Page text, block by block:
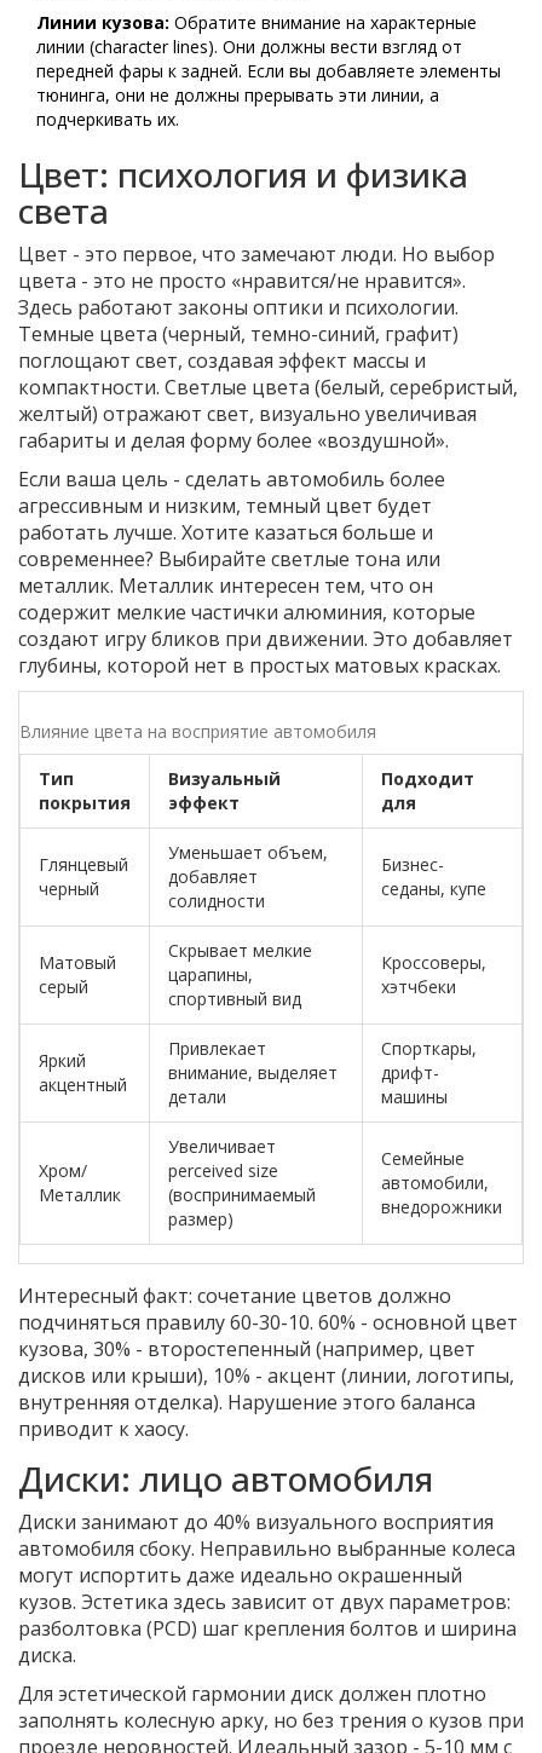
Линии кузова: Обратите внимание на характерные
линии (character lines). Они должны вести взгляд от
передней фары к задней. Если вы добавляете элементы
тюнинга, они не должны прерывать эти линии, а
подчеркивать их.
Цвет: психология и физика
света
Цвет - это первое, что замечают люди. Но выбор
цвета - это не просто «нравится/не нравится».
Здесь работают законы оптики и психологии.
Темные цвета (черный, темно-синий, графит)
поглощают свет, создавая эффект массы и
компактности. Светлые цвета (белый, серебристый,
желтый) отражают свет, визуально увеличивая
габариты и делая форму более «воздушной».
Если ваша цель - сделать автомобиль более
агрессивным и низким, темный цвет будет
работать лучше. Хотите казаться больше и
современнее? Выбирайте светлые тона или
металлик. Металлик интересен тем, что он
содержит мелкие частички алюминия, которые
создают игру бликов при движении. Это добавляет
глубины, которой нет в простых матовых красках.
Влияние цвета на восприятие автомобиля
Тип
покрытия
Визуальный
эффект
Подходит
для
Глянцевый
черный
Уменьшает объем,
добавляет
солидности
Бизнес-
седаны, купе
Матовый
серый
Скрывает мелкие
царапины,
спортивный вид
Кроссоверы,
хэтчбеки
Яркий
акцентный
Привлекает
внимание, выделяет
детали
Спорткары,
дрифт-
машины
Хром/
Металлик
Увеличивает
perceived size
(воспринимаемый
размер)
Семейные
автомобили,
внедорожники
Интересный факт: сочетание цветов должно
подчиняться правилу 60-30-10. 60% - основной цвет
кузова, 30% - второстепенный (например, цвет
дисков или крыши), 10% - акцент (линии, логотипы,
внутренняя отделка). Нарушение этого баланса
приводит к хаосу.
Диски: лицо автомобиля
Диски занимают до 40% визуального восприятия
автомобиля сбоку. Неправильно выбранные колеса
могут испортить даже идеально окрашенный
кузов. Эстетика здесь зависит от двух параметров:
разболтовка (PCD) шаг крепления болтов и ширина
диска.
Для эстетической гармонии диск должен плотно
заполнять колесную арку, но без трения о кузов при
проезде неровностей. Идеальный зазор - 5-10 мм с